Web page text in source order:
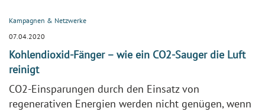
Kampagnen & Netzwerke
07.04.2020
Kohlendioxid-Fänger – wie ein CO2-Sauger die Luft
reinigt
CO2-Einsparungen durch den Einsatz von
regenerativen Energien werden nicht genügen, wenn